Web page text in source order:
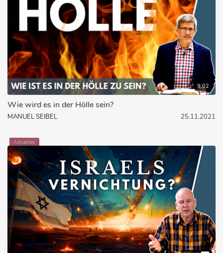
9:02
Wie wird es in der Hölle sein?
MANUEL SEIBEL 25.11.2021
Aktuelles